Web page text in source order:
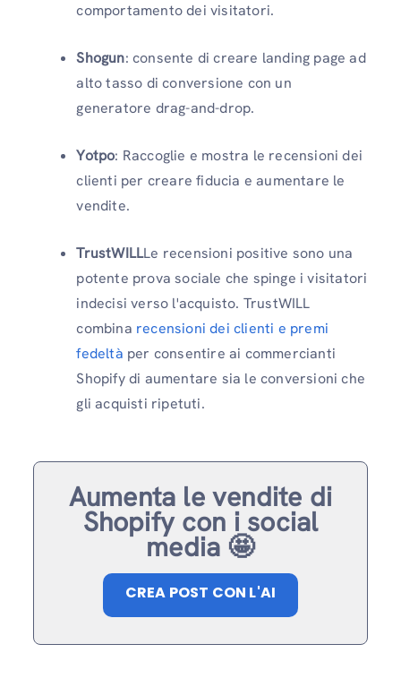
comportamento dei visitatori.
Shogun: consente di creare landing page ad
alto tasso di conversione con un
generatore drag-and-drop.
Yotpo: Raccoglie e mostra le recensioni dei
clienti per creare fiducia e aumentare le
vendite.
TrustWILLLe recensioni positive sono una
potente prova sociale che spinge i visitatori
indecisi verso l'acquisto. TrustWILL
combina recensioni dei clienti e premi
fedeltà per consentire ai commercianti
Shopify di aumentare sia le conversioni che
gli acquisti ripetuti.
Aumenta le vendite di
Shopify con i social
media 🤩
CREA POST CON L'AI